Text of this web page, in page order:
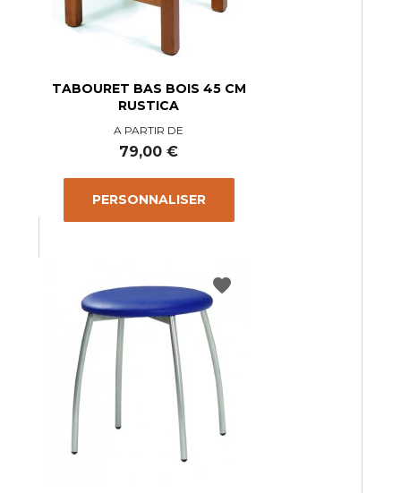
TABOURET BAS BOIS 45 CM
RUSTICA
Prix
A PARTIR DE
79,00 €
PERSONNALISER
favorite